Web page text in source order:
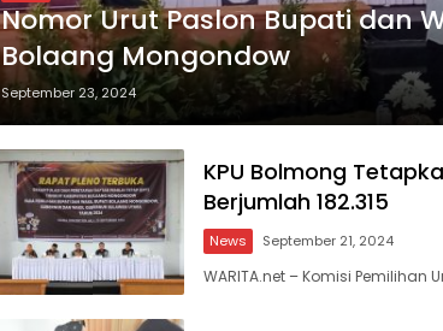
Nomor Urut Paslon Bupati dan
Bolaang Mongondow
September 23, 2024
KPU Bolmong
Berjumlah 182.315
News September 21, 2024
WARITA.net – Komisi